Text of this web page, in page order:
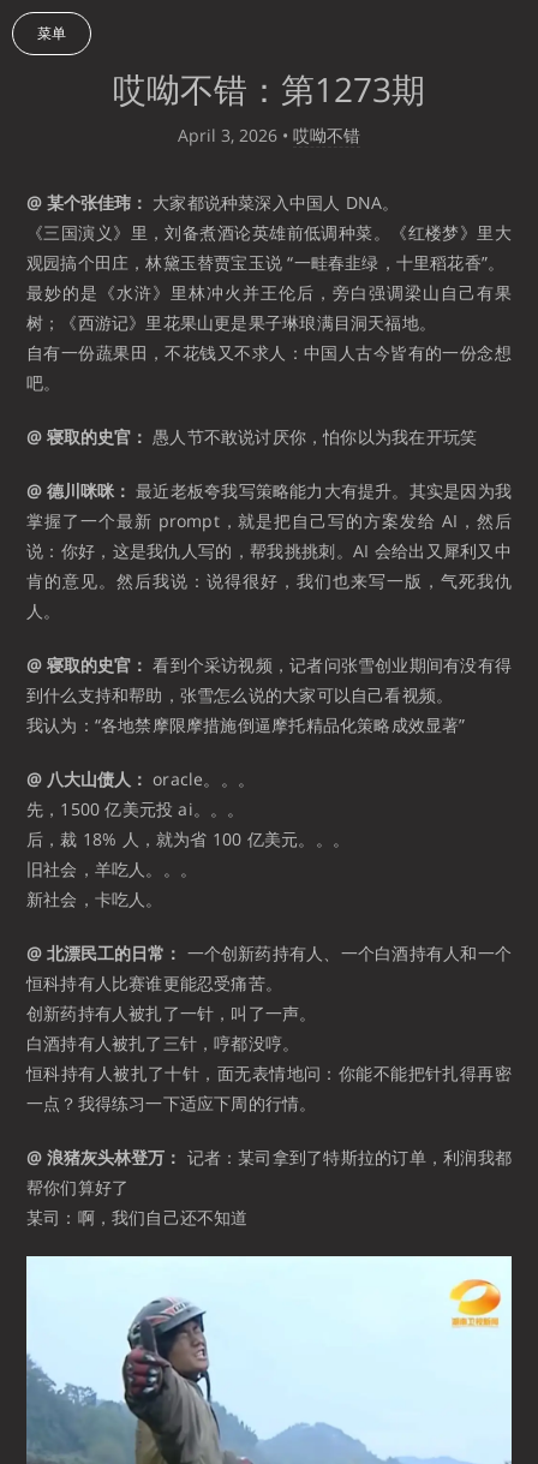
菜单
哎呦不错：第1273期
April 3, 2026 • 哎呦不错
@ 某个张佳玮： 大家都说种菜深入中国人 DNA。
《三国演义》里，刘备煮酒论英雄前低调种菜。《红楼梦》里大
观园搞个田庄，林黛玉替贾宝玉说 “一畦春韭绿，十里稻花香”。
最妙的是《水浒》里林冲火并王伦后，旁白强调梁山自己有果
树；《西游记》里花果山更是果子琳琅满目洞天福地。
自有一份蔬果田，不花钱又不求人：中国人古今皆有的一份念想
吧。
@ 寝取的史官： 愚人节不敢说讨厌你，怕你以为我在开玩笑
@ 德川咪咪： 最近老板夸我写策略能力大有提升。其实是因为我
掌握了一个最新 prompt，就是把自己写的方案发给 AI，然后
说：你好，这是我仇人写的，帮我挑挑刺。AI 会给出又犀利又中
肯的意见。然后我说：说得很好，我们也来写一版，气死我仇
人。
@ 寝取的史官： 看到个采访视频，记者问张雪创业期间有没有得
到什么支持和帮助，张雪怎么说的大家可以自己看视频。
我认为：“各地禁摩限摩措施倒逼摩托精品化策略成效显著” ​​​
@ 八大山债人： oracle。。。
先，1500 亿美元投 ai。。。
后，裁 18% 人，就为省 100 亿美元。。。
旧社会，羊吃人。。。
新社会，卡吃人。
@ 北漂民工的日常： 一个创新药持有人、一个白酒持有人和一个
恒科持有人比赛谁更能忍受痛苦。
创新药持有人被扎了一针，叫了一声。
白酒持有人被扎了三针，哼都没哼。
恒科持有人被扎了十针，面无表情地问：你能不能把针扎得再密
一点？我得练习一下适应下周的行情。 ​
@ 浪猪灰头林登万： 记者：某司拿到了特斯拉的订单，利润我都
帮你们算好了
某司：啊，我们自己还不知道 ​​​